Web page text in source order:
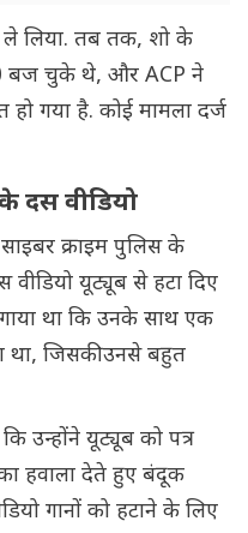
लिया. तब तक, शो के
बज चुके थे, और ACP ने
गया है. कोई मामला दर्ज
दस वीडियो
क्राइम पुलिस के
यूट्यूब से हटा दिए
था कि उनके साथ एक
था, जिसकी उनसे बहुत
उन्होंने यूट्यूब को पत्र
हवाला देते हुए बंदूक
गानों को हटाने के लिए